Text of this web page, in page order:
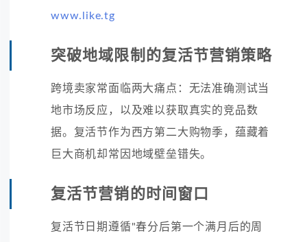
www.like.tg
突破地域限制的复活节营销策略
跨境卖家常面临两大痛点：无法准确测试当
地市场反应，以及难以获取真实的竞品数
据。复活节作为西方第二大购物季，蕴藏着
巨大商机却常因地域壁垒错失。
复活节营销的时间窗口
复活节日期遵循"春分后第一个满月后的周